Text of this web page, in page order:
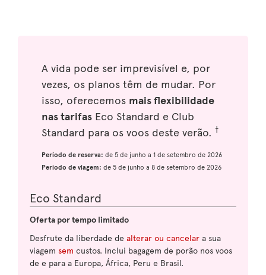
A vida pode ser imprevisível e, por
vezes, os planos têm de mudar. Por
isso, oferecemos mais flexibilidade
nas tarifas Eco Standard e Club
Standard para os voos deste verão. †
Período de reserva: de 5 de junho a 1 de setembro de 2026
Período de viagem: de 5 de junho a 8 de setembro de 2026
Eco Standard
Oferta por tempo limitado
Desfrute da liberdade de alterar ou cancelar a sua
viagem sem custos. Inclui bagagem de porão nos voos
de e para a Europa, África, Peru e Brasil.